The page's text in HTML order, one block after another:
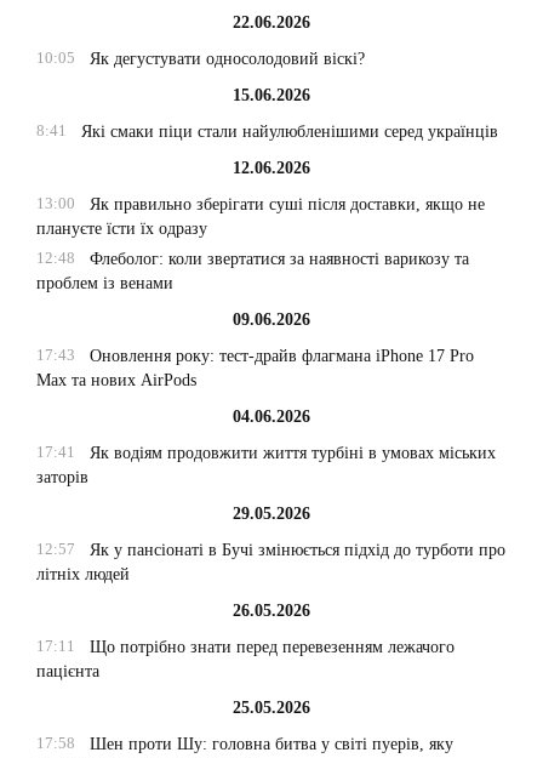
22.06.2026
10:05
Як дегустувати односолодовий віскі?
15.06.2026
8:41
Які смаки піци стали найулюбленішими серед українців
12.06.2026
13:00
Як правильно зберігати суші після доставки, якщо не
плануєте їсти їх одразу
12:48
Флеболог: коли звертатися за наявності варикозу та
проблем із венами
09.06.2026
17:43
Оновлення року: тест-драйв флагмана iPhone 17 Pro
Max та нових AirPods
04.06.2026
17:41
Як водіям продовжити життя турбіні в умовах міських
заторів
29.05.2026
12:57
Як у пансіонаті в Бучі змінюється підхід до турботи про
літніх людей
26.05.2026
17:11
Що потрібно знати перед перевезенням лежачого
пацієнта
25.05.2026
17:58
Шен проти Шу: головна битва у світі пуерів, яку